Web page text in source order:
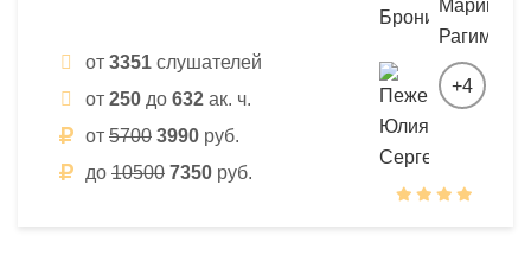
от 3351 слушателей
от 250 до 632 ак. ч.
от 5700 3990 руб.
до 10500 7350 руб.
+4